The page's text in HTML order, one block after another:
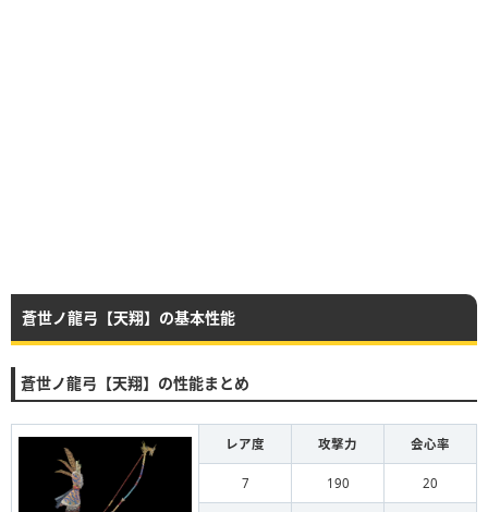
蒼世ノ龍弓【天翔】の基本性能
蒼世ノ龍弓【天翔】の性能まとめ
レア度 攻撃力 会心率
7 190 20